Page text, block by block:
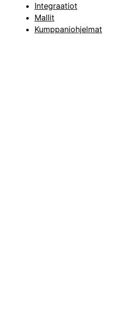
Integraatiot
Mallit
Kumppaniohjelmat